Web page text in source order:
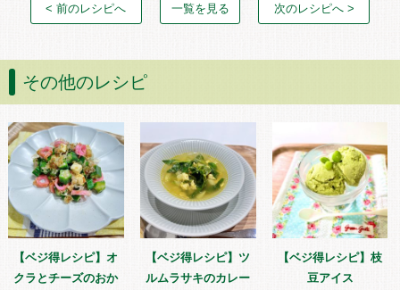
< 前のレシピへ 一覧を見る 次のレシピへ >
その他のレシピ
【ベジ得レシピ】オ
クラとチーズのおか
【ベジ得レシピ】ツ
ルムラサキのカレー
【ベジ得レシピ】枝
豆アイス